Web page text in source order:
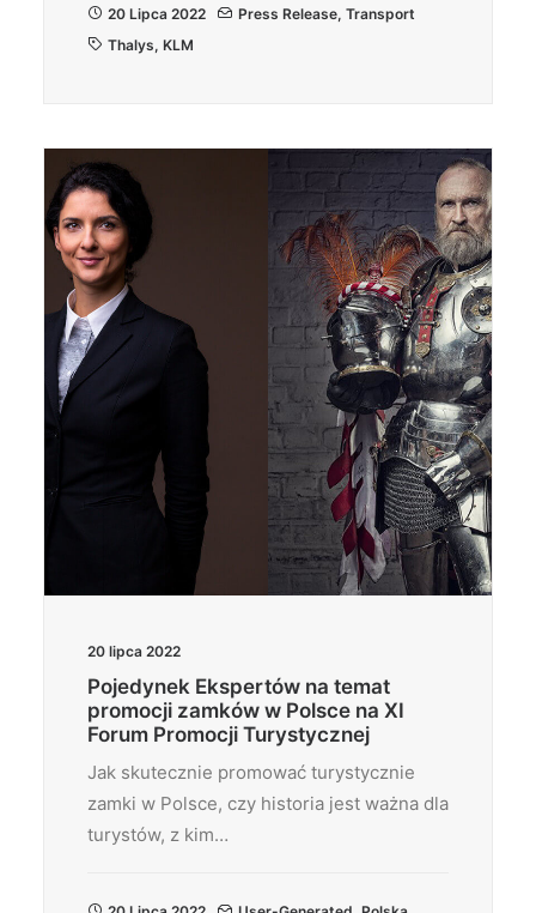
20 Lipca 2022 Press Release, Transport
Thalys, KLM
20 lipca 2022
Pojedynek Ekspertów na temat
promocji zamków w Polsce na XI
Forum Promocji Turystycznej
Jak skutecznie promować turystycznie
zamki w Polsce, czy historia jest ważna dla
turystów, z kim…